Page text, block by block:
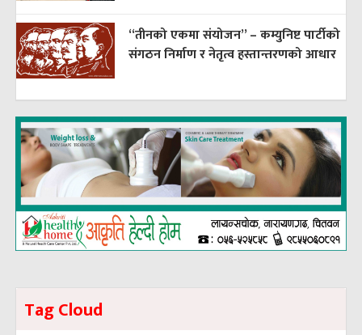
“तीनको एकमा संयोजन” – कम्युनिष्ट पार्टीको
संगठन निर्माण र नेतृत्व हस्तान्तरणको आधार
Tag Cloud